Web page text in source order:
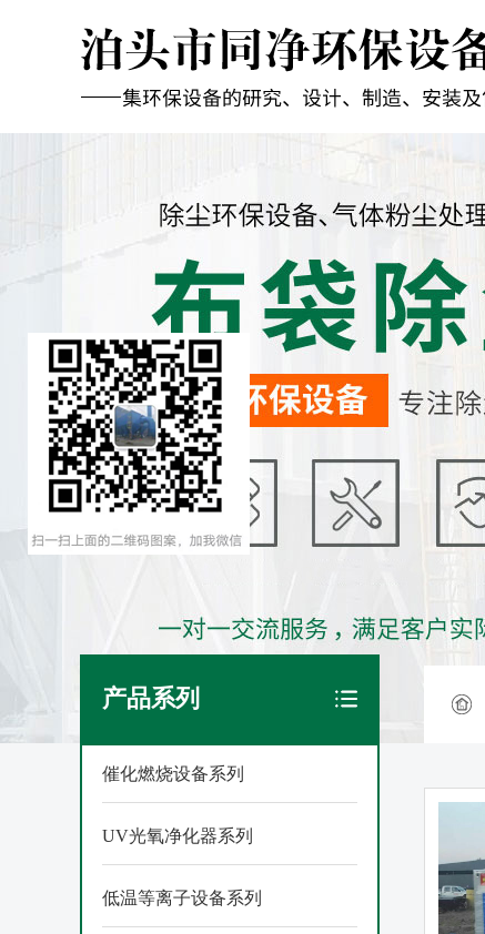
产品系列
催化燃烧设备系列
UV光氧净化器系列
低温等离子设备系列